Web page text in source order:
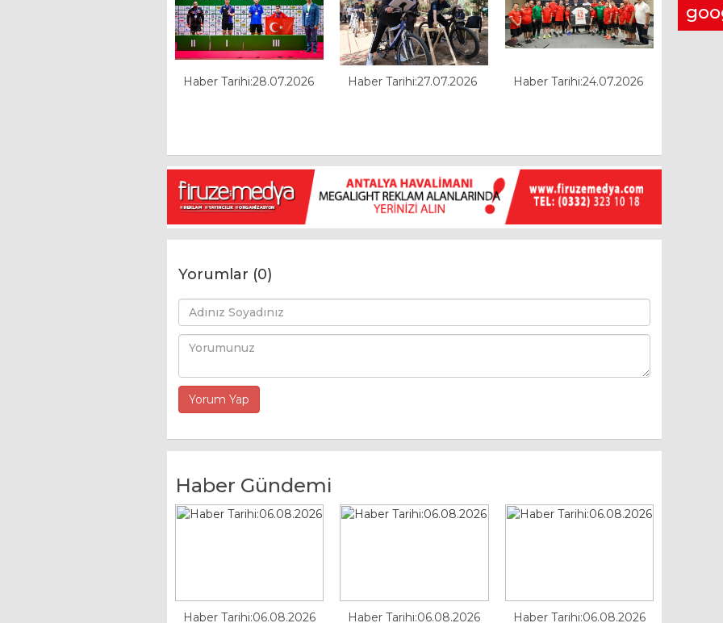
Haber Tarihi:28.07.2026 Haber Tarihi:27.07.2026 Haber Tarihi:24.07.2026
Yorumlar (0)
Haber Gündemi
Haber Tarihi:06.08.2026 Haber Tarihi:06.08.2026 Haber Tarihi:06.08.2026